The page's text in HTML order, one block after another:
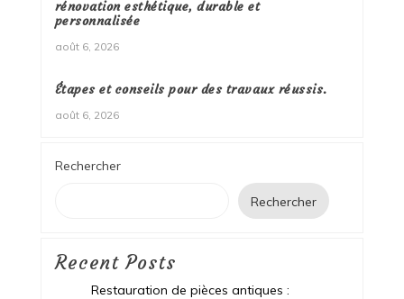
rénovation esthétique, durable et
personnalisée
août 6, 2026
Étapes et conseils pour des travaux réussis.
août 6, 2026
Rechercher
Rechercher
Recent Posts
Restauration de pièces antiques :